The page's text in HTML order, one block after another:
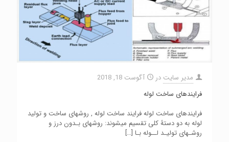
مدیر سایت در
آگوست 18, 2018
فرایندهای ساخت لوله
فرایندهای ساخت لوله فرایند ساخت لوله , روشهای ساخت و تولید
لوله به دو دستۀ کلی تقسیم میشوند: روشهای بـدون درز و
روشـهای تولیـد لــوله بـا […]